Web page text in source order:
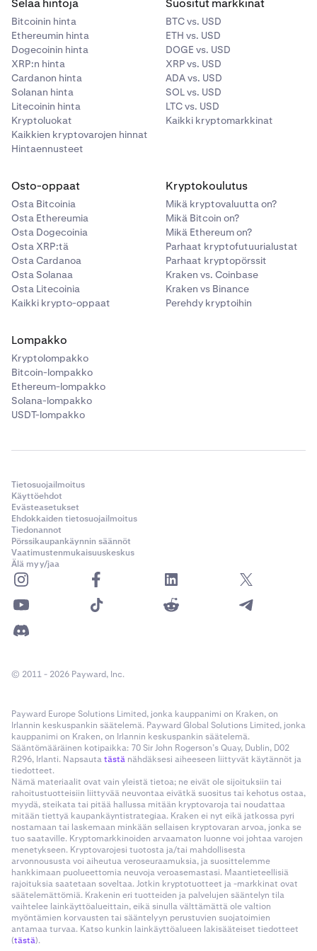
aiheuttamatta merkittävää markkinavaikutusta. Tämä
strategia on keskeinen osa riskienhallintaa
kaupankäynnissä, erityisesti niille, jotka käsittelevät
suuria toimeksiantokokoja.
Selaa hintoja
Bitcoinin hinta
Ethereumin hinta
Dogecoinin hinta
XRP:n hinta
Cardanon hinta
Solanan hinta
Litecoinin hinta
Kryptoluokat
Kaikkien kryptovarojen hinnat
Hintaennusteet
Suositut markkinat
BTC vs. USD
ETH vs. USD
DOGE vs. USD
XRP vs. USD
ADA vs. USD
SOL vs. USD
LTC vs. USD
Kaikki kryptomarkkinat
Osto-oppaat
Osta Bitcoinia
Osta Ethereumia
Osta Dogecoinia
Osta XRP:tä
Osta Cardanoa
Osta Solanaa
Osta Litecoinia
Kaikki krypto-oppaat
Kryptokoulutus
Mikä kryptovaluutta on?
Mikä Bitcoin on?
Mikä Ethereum on?
Parhaat kryptofutuurialustat
Parhaat kryptopörssit
Kraken vs. Coinbase
Kraken vs Binance
Perehdy kryptoihin
Lompakko
Kryptolompakko
Bitcoin-lompakko
Ethereum-lompakko
Solana-lompakko
USDT-lompakko
Tietosuojailmoitus
Käyttöehdot
Evästeasetukset
Ehdokkaiden tietosuojailmoitus
Tiedonannot
Pörssikaupankäynnin säännöt
Vaatimustenmukaisuuskeskus
Älä myy/jaa
© 2011 - 2026 Payward, Inc.
Payward Europe Solutions Limited, jonka kauppanimi on Kraken, on
Irlannin keskuspankin säätelemä. Payward Global Solutions Limited, jonka
kauppanimi on Kraken, on Irlannin keskuspankin säätelemä.
Sääntömääräinen kotipaikka: 70 Sir John Rogerson’s Quay, Dublin, D02
R296, Irlanti. Napsautatästä nähdäksesi aiheeseen liittyvät käytännöt ja
tiedotteet.
Nämä materiaalit ovat vain yleistä tietoa; ne eivät ole sijoituksiin tai
rahoitustuotteisiin liittyvää neuvontaa eivätkä suositus tai kehotus ostaa,
myydä, steikata tai pitää hallussa mitään kryptovaroja tai noudattaa
mitään tiettyä kaupankäyntistrategiaa. Kraken ei nyt eikä jatkossa pyri
nostamaan tai laskemaan minkään sellaisen kryptovaran arvoa, jonka se
tuo saataville. Kryptomarkkinoiden arvaamaton luonne voi johtaa varojen
menetykseen. Kryptovarojesi tuotosta ja/tai mahdollisesta
arvonnoususta voi aiheutua veroseuraamuksia, ja suosittelemme
hankkimaan puolueettomia neuvoja veroasemastasi. Maantieteellisiä
rajoituksia saatetaan soveltaa. Jotkin kryptotuotteet ja -markkinat ovat
säätelemättömiä. Krakenin eri tuotteiden ja palvelujen sääntelyn tila
vaihtelee lainkäyttöalueittain, eikä sinulla välttämättä ole valtion
myöntämien korvausten tai sääntelyyn perustuvien suojatoimien
antamaa turvaa. Katso kunkin lainkäyttöalueen lakisääteiset tiedotteet
(tästä).